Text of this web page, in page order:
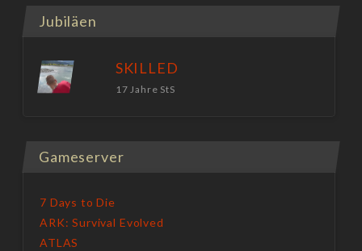
Jubiläen
SKILLED
17 Jahre StS
Gameserver
7 Days to Die
ARK: Survival Evolved
ATLAS